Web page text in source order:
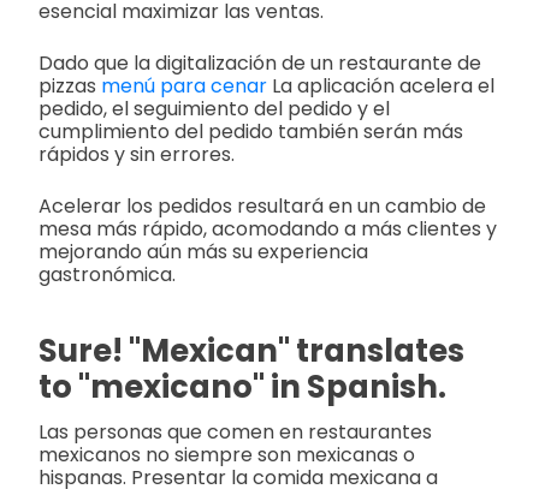
esencial maximizar las ventas.
Dado que la digitalización de un restaurante de
pizzas menú para cenar La aplicación acelera el
pedido, el seguimiento del pedido y el
cumplimiento del pedido también serán más
rápidos y sin errores.
Acelerar los pedidos resultará en un cambio de
mesa más rápido, acomodando a más clientes y
mejorando aún más su experiencia
gastronómica.
Sure! "Mexican" translates
to "mexicano" in Spanish.
Las personas que comen en restaurantes
mexicanos no siempre son mexicanas o
hispanas. Presentar la comida mexicana a